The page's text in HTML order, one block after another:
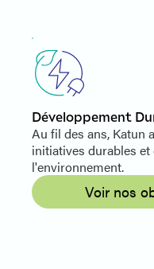
Développement
Au fil des ans, Katun
initiatives durables
l'environnement.
Voir nos